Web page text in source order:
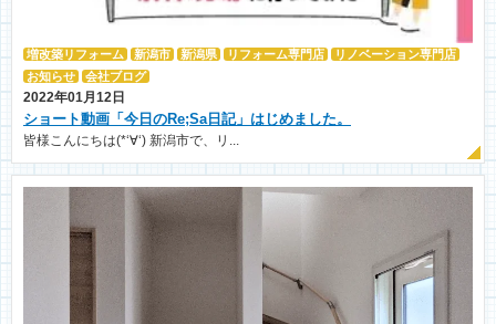
増改築リフォーム 新潟市 新潟県 リフォーム専門店
リノベーション専門店
お知らせ
会社ブログ
2022年01月12日
ショート動画「今日のRe;Sa日記」はじめました。
皆様こんにちは(*‘∀‘) 新潟市で、リ...